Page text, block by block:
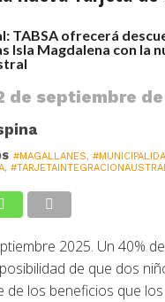
TABSA ofrecerá
Isla Magdalena con la
de septiembre
#MAGALLANES,
,
2025. Un 40%
de que dos
los beneficios que